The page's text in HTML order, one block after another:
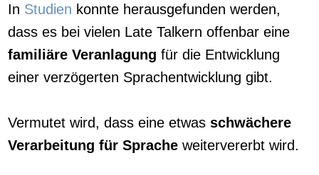
In Studien konnte herausgefunden werden,
dass es bei vielen Late Talkern offenbar eine
familiäre Veranlagung für die Entwicklung
einer verzögerten Sprachentwicklung gibt.
Vermutet wird, dass eine etwas schwächere
Verarbeitung für Spracheweitervererbt wird.